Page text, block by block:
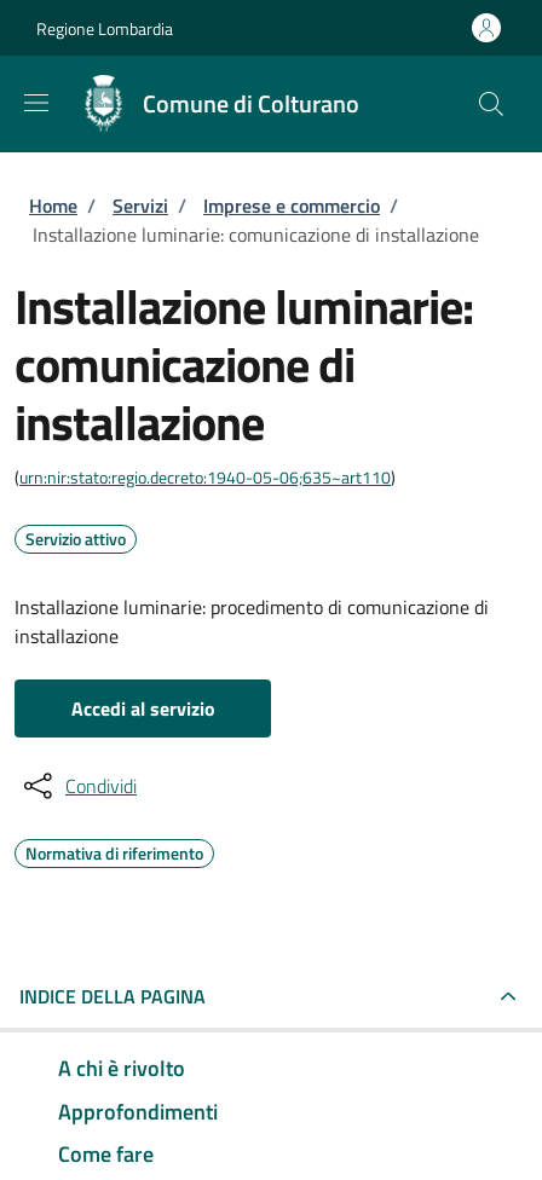
Regione Lombardia
Comune di Colturano
Briciole di pane
Home / Servizi / Imprese e commercio /
Installazione luminarie: comunicazione di installazione
Installazione luminarie:
comunicazione di
installazione
(urn:nir:stato:regio.decreto:1940-05-06;635~art110)
Servizio attivo
Installazione luminarie: procedimento di comunicazione di
installazione
Accedi al servizio
Condividi
Normativa di riferimento
INDICE DELLA PAGINA
A chi è rivolto
Approfondimenti
Come fare